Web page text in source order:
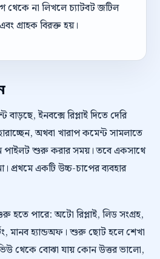
থেকে না লিখলে চ্যাটবট জটিল
গ্রাহক বিরক্ত হয়।
ইনবক্সে রিপ্লাই দিতে দেরি
অথবা খারাপ কমেন্ট সামলাতে
পাইলট শুরু করার সময়। তবে একসাথে
একটি উচ্চ-চাপের ব্যবহার
হতে পারে: অটো রিপ্লাই, লিড সংগ্রহ,
মানব হ্যান্ডঅফ। শুরু ছোট হলে শেখা
থেকে বোঝা যায় কোন উত্তর ভালো,